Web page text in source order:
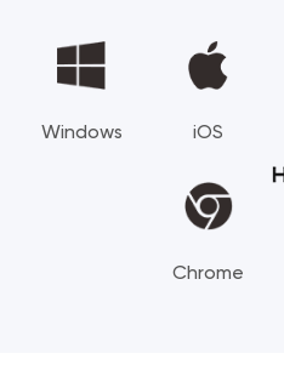
Windows iOS
Chrome